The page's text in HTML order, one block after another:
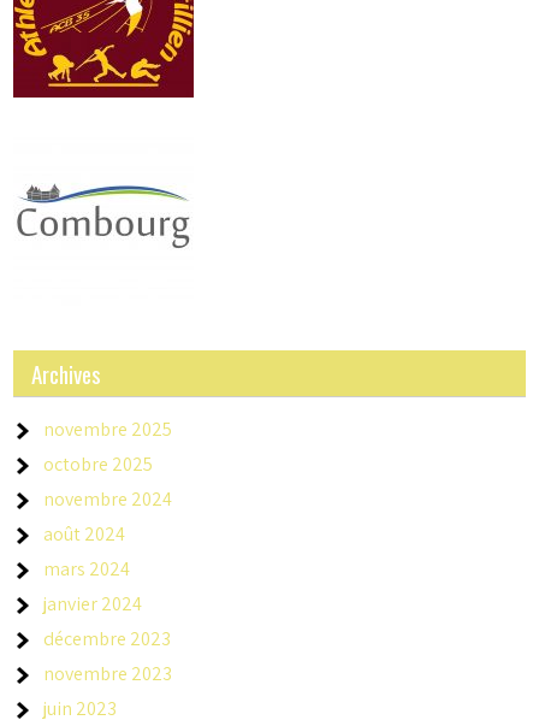
Archives
novembre 2025
octobre 2025
novembre 2024
août 2024
mars 2024
janvier 2024
décembre 2023
novembre 2023
juin 2023